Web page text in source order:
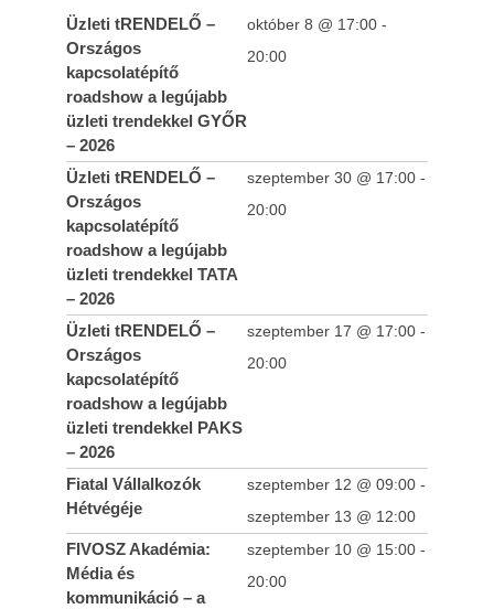
Üzleti tRENDELŐ –
Országos
kapcsolatépítő
roadshow a legújabb
üzleti trendekkel GYŐR
– 2026
október 8 @ 17:00 -
20:00
Üzleti tRENDELŐ –
Országos
kapcsolatépítő
roadshow a legújabb
üzleti trendekkel TATA
– 2026
szeptember 30 @ 17:00 -
20:00
Üzleti tRENDELŐ –
Országos
kapcsolatépítő
roadshow a legújabb
üzleti trendekkel PAKS
– 2026
szeptember 17 @ 17:00 -
20:00
Fiatal Vállalkozók
Hétvégéje
szeptember 12 @ 09:00 -
szeptember 13 @ 12:00
FIVOSZ Akadémia:
Média és
kommunikáció – a
szeptember 10 @ 15:00 -
20:00